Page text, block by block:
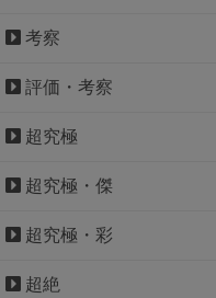
考察
評価・考察
超究極
超究極・傑
超究極・彩
超絶